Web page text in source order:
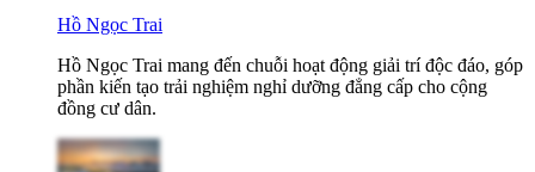
Hồ Ngọc Trai
Hồ Ngọc Trai mang đến chuỗi hoạt động giải trí độc đáo, góp
phần kiến tạo trải nghiệm nghỉ dưỡng đẳng cấp cho cộng
đồng cư dân.